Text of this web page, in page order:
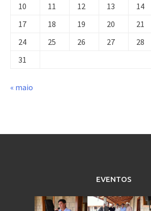
10
11 12 13 14
17
18 19 20 21
24
25 26 27 28
31
« maio
EVENTOS